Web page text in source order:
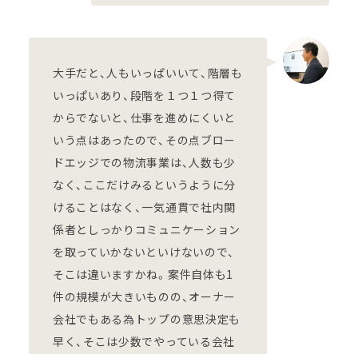
大手だと、人もいっぱいいて、階層も
いっぱいあり、段階を１つ１つ得て
からでないと、仕事を進めにくいと
いう点はあったので、その点ブロー
ドエッジでの物流事業は、人数も少
なく、ここだけみるというように分
けることはなく、一気通貫で社内関
係者としっかりコミュニケーション
を取っていかないといけないので、
そこは違いますかね。案件自体も1
件の規模が大きいものの、オーナー
会社でもある為トップの意思決定も
早く、そこは少数でやっている会社